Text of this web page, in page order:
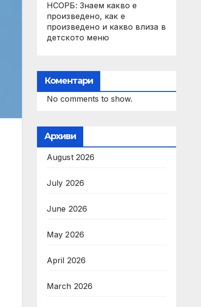
НСОРБ: Знаем какво е
произведено, как е
произведено и какво влиза в
детското меню
Коментари
No comments to show.
Архиви
August 2026
July 2026
June 2026
May 2026
April 2026
March 2026